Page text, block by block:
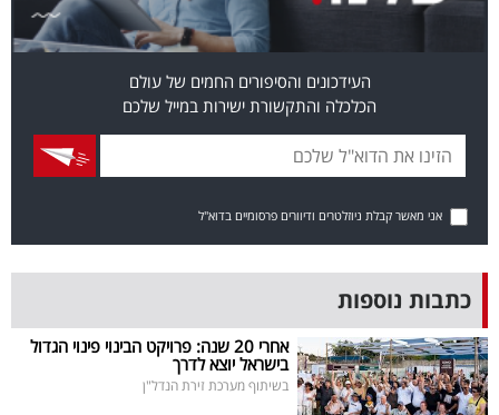
דרושים
מייל
אדום
העידכונים והסיפורים החמים של עולם
הכלכלה והתקשורת ישירות במייל שלכם
אני מאשר קבלת ניוזלטרים ודיוורים פרסומיים בדוא"ל
כתבות נוספות
אחרי 20 שנה: פרויקט הבינוי פינוי הגדול
בישראל יוצא לדרך
בשיתוף מערכת זירת הנדל"ן